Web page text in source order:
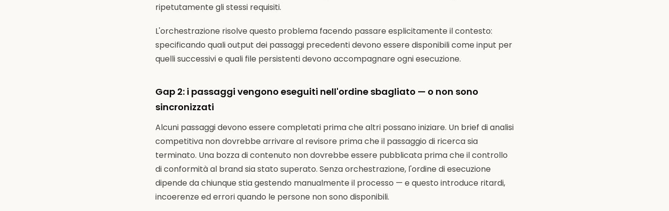
ripetutamente gli stessi requisiti.
L'orchestrazione risolve questo problema facendo passare esplicitamente il contesto:
specificando quali output dei passaggi precedenti devono essere disponibili come input per
quelli successivi e quali file persistenti devono accompagnare ogni esecuzione.
Gap 2: i passaggi vengono eseguiti nell'ordine sbagliato — o non sono
sincronizzati
Alcuni passaggi devono essere completati prima che altri possano iniziare. Un brief di analisi
competitiva non dovrebbe arrivare al revisore prima che il passaggio di ricerca sia
terminato. Una bozza di contenuto non dovrebbe essere pubblicata prima che il controllo
di conformità al brand sia stato superato. Senza orchestrazione, l'ordine di esecuzione
dipende da chiunque stia gestendo manualmente il processo — e questo introduce ritardi,
incoerenze ed errori quando le persone non sono disponibili.